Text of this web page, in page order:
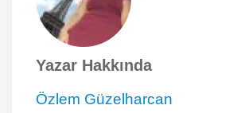
Yazar Hakkında
Özlem Güzelharcan